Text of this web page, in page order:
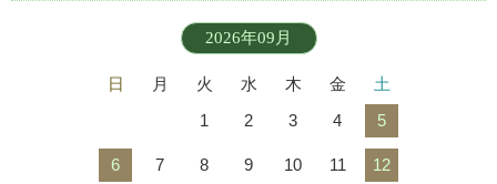
2026年09月
日 月 火 水 木 金
土
1
2 3 4 5
6 7 8 9 10 11 12